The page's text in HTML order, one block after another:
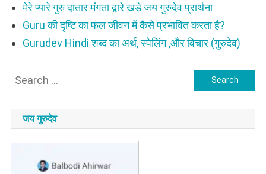
मेरे प्यारे गुरु दातार मंगता द्वारे खड़े जय गुरुदेव प्रार्थना
Guru की दृष्टि का फल जीवन में कैसे प्रभावित करता है?
Gurudev Hindi शब्द का अर्थ, स्पेलिंग ,और विचार (गुरुदेव)
Search
for:
जय गुरुदेव